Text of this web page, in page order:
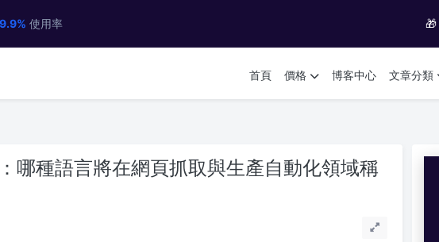
使用率 🎁
首頁 價格 博客中心 文章分類
哪種語言將在網頁抓取與生產自動化領域稱